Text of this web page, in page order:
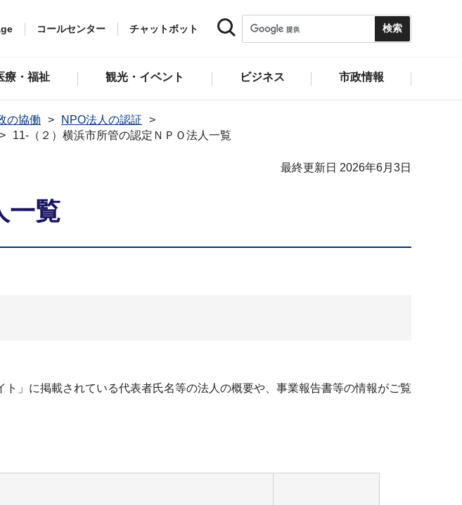
コールセンター チャットボット
療・福祉 観光・イベント ビジネス 市政情報
の協働
NPO法人の認証
11-（２）横浜市所管の認定ＮＰＯ法人一覧
最終更新日 2026年6月3日
一覧
」に掲載されている代表者氏名等の法人の概要や、事業報告書等の情報がご覧